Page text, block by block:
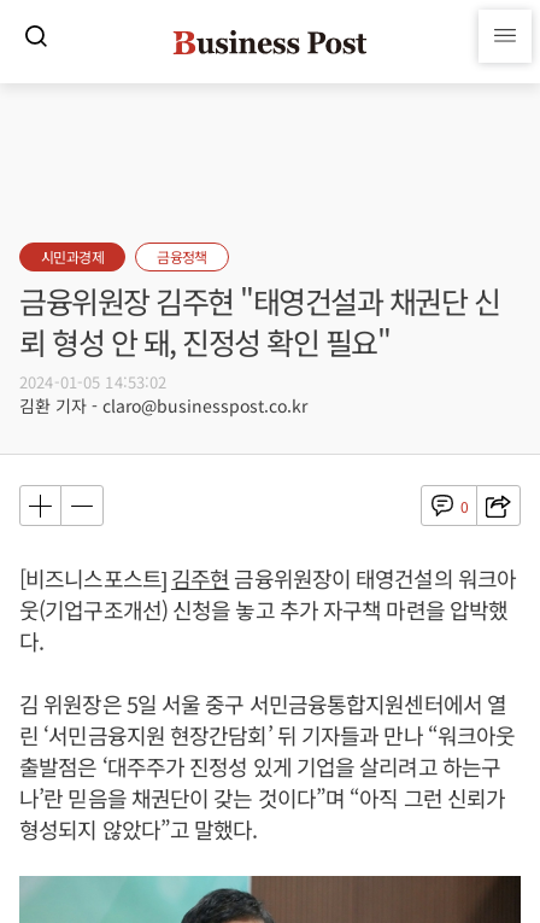
시민과경제 금융정책
금융위원장 김주현 "태영건설과 채권단 신
뢰 형성 안 돼, 진정성 확인 필요"
2024-01-05 14:53:02
김환 기자 - claro@businesspost.co.kr
0
[비즈니스포스트]김주현 금융위원장이 태영건설의 워크아
웃(기업구조개선) 신청을 놓고 추가 자구책 마련을 압박했
다.
김 위원장은 5일 서울 중구 서민금융통합지원센터에서 열
린 ‘서민금융지원 현장간담회’ 뒤 기자들과 만나 “워크아웃
출발점은 ‘대주주가 진정성 있게 기업을 살리려고 하는구
나’란 믿음을 채권단이 갖는 것이다”며 “아직 그런 신뢰가
형성되지 않았다”고 말했다.